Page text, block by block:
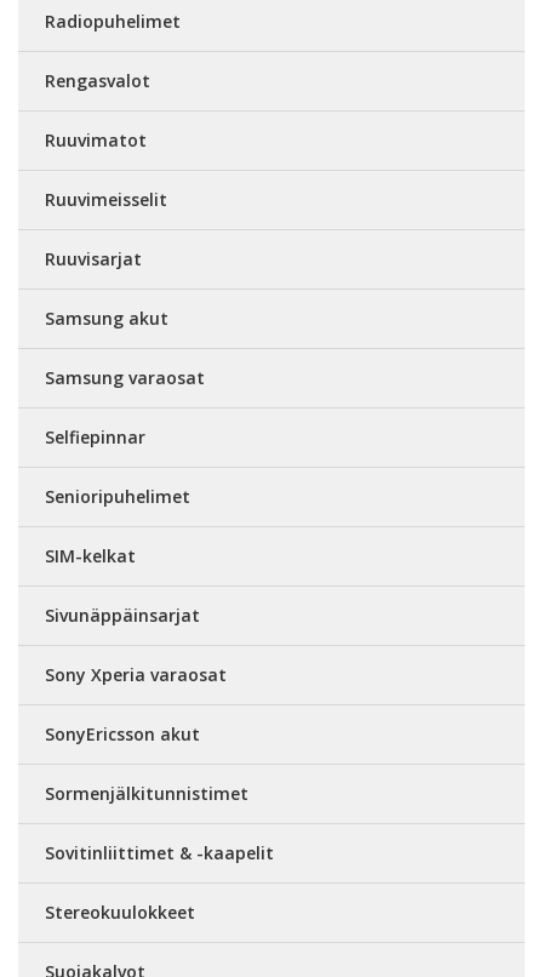
Radiopuhelimet
Rengasvalot
Ruuvimatot
Ruuvimeisselit
Ruuvisarjat
Samsung akut
Samsung varaosat
Selfiepinnar
Senioripuhelimet
SIM-kelkat
Sivunäppäinsarjat
Sony Xperia varaosat
SonyEricsson akut
Sormenjälkitunnistimet
Sovitinliittimet & -kaapelit
Stereokuulokkeet
Suojakalvot